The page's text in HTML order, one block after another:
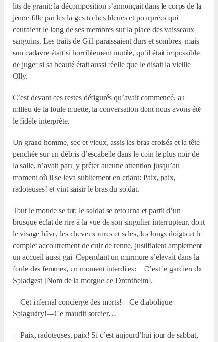
lits de granit; la décomposition s’annonçait dans le corps de la
jeune fille par les larges taches bleues et pourprées qui
couraient le long de ses membres sur la place des vaisseaux
sanguins. Les traits de Gill paraissaient durs et sombres; mais
son cadavre était si horriblement mutilé, qu’il était impossible
de juger si sa beauté était aussi réelle que le disait la vieille
Olly.
C’est devant ces restes défigurés qu’avait commencé, au
milieu de la foule muette, la conversation dont nous avons été
le fidèle interprète.
Un grand homme, sec et vieux, assis les bras croisés et la tête
penchée sur un débris d’escabelle dans le coin le plus noir de
la salle, n’avait paru y prêter aucune attention jusqu’au
moment où il se leva subitement en criant: Paix, paix,
radoteuses! et vint saisir le bras du soldat.
Tout le monde se tut; le soldat se retourna et partit d’un
brusque éclat de rire à la vue de son singulier interrupteur, dont
le visage hâve, les cheveux rares et sales, les longs doigts et le
complet accoutrement de cuir de renne, justifiaient amplement
un accueil aussi gai. Cependant un murmure s’élevait dans la
foule des femmes, un moment interdites:—C’est le gardien du
Spladgest [Nom de la morgue de Drontheim].
—Cet infernal concierge des morts!—Ce diabolique
Spiagudry!—Ce maudit sorcier…
—Paix, radoteuses, paix! Si c’est aujourd’hui jour de sabbat,